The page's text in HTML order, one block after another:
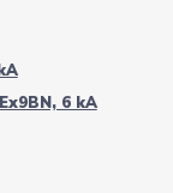
6 kA